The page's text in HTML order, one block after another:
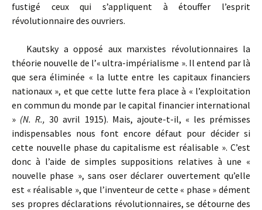
fustigé ceux qui s’appliquent à étouffer l’esprit
révolutionnaire des ouvriers.
Kautsky a opposé aux marxistes révolutionnaires la
théorie nouvelle de l’« ultra-impérialisme ». Il entend par là
que sera éliminée « la lutte entre les capitaux financiers
nationaux », et que cette lutte fera place à « l’exploitation
en commun du monde par le capital financier international
» (N. R.,30 avril 1915). Mais, ajoute-t-il, « les prémisses
indispensables nous font encore défaut pour décider si
cette nouvelle phase du capitalisme est réalisable ». C’est
donc à l’aide de simples suppositions relatives à une «
nouvelle phase », sans oser déclarer ouvertement qu’elle
est « réalisable », que l’inventeur de cette « phase » dément
ses propres déclarations révolutionnaires, se détourne des